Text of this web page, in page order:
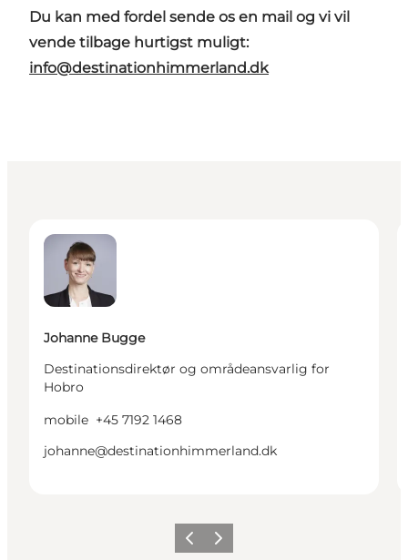
Du kan med fordel sende os en mail og vi vil
vende tilbage hurtigst muligt:
info@destinationhimmerland.dk
Johanne Bugge
Destinationsdirektør og områdeansvarlig for
Hobro
mobile +45 7192 1468
johanne@destinationhimmerland.dk
Forrige billede
Næste billede